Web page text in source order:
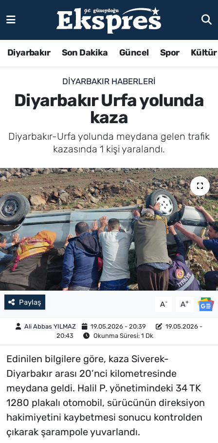
Diyarbakır Son Dakika Güncel Spor
DIYARBAKIR HABERLERI
Diyarbakır Urfa yolunda
kaza
Diyarbakır-Urfa yolunda meydana gelen trafik
kazasında 1 kişi yaralandı.
Paylaş A- A+
Ali Abbas YILMAZ 19.05.2026 - 20:39
19.05.2026 -
20:43
Okunma Süresi: 1 Dk
Edinilen bilgilere göre, kaza Siverek-
Diyarbakır arası 20’nci kilometresinde
meydana geldi. Halil P. yönetimindeki 34 TK
1280 plakalı otomobil, sürücünün direksiyon
hakimiyetini kaybetmesi sonucu kontrolden
çıkarak şarampole yuvarlandı.